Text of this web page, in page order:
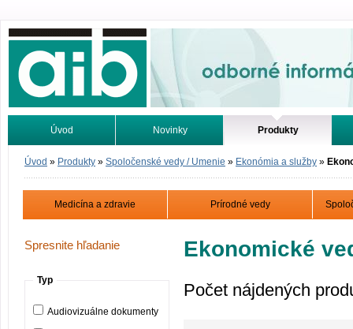
Odborné informácie. Online.
Úvod Novinky Produkty
Vyhľadávanie Tutoriály
Úvod » Produkty » Spoločenské vedy / Umenie » Ekonómia a služby »
Medicína a zdravie Prírodné vedy
Spresnite hľadanie
Typ
Audiovizuálne dokumenty
Ekonomické
Počet nájdených